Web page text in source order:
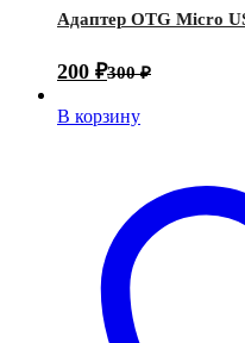
Адаптер OTG Micro
200 ₽300₽
В корзину